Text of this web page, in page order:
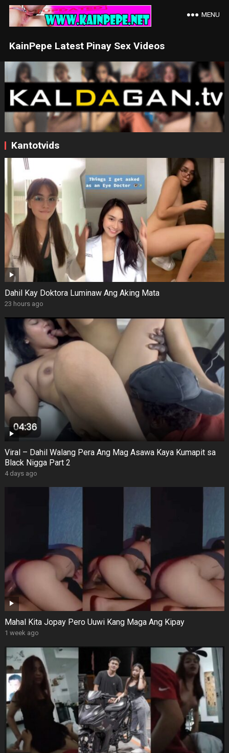
KainPepe Latest Pinay Sex Videos
MENU
Kantotvids
Dahil Kay Doktora Luminaw Ang Aking Mata
23 hours ago
Viral – Dahil Walang Pera Ang Mag Asawa Kaya Kumapit sa
Black Nigga Part 2
4 days ago
Mahal Kita Jopay Pero Uuwi Kang Maga Ang Kipay
1 week ago